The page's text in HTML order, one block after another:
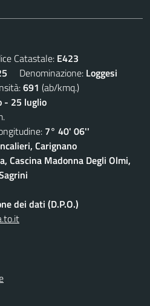
Catastale: E423
Denominazione: Loggesi
691 (ab/kmq.)
- 25 luglio
7° 40' 06''
Carignano
Cascina Madonna Degli Olmi,
dei dati (D.P.O.)